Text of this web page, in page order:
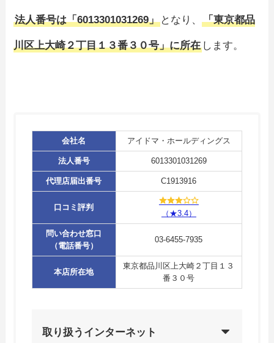
法人番号は「6013301031269」 となり、「東京都品
川区上大崎２丁目１３番３０号」に所在 します。
会社名 アイドマ・ホールディングス
法人番号 6013301031269
代理店届出番号 C1913916
口コミ評判
（★3.4）
問い合わせ窓口
（電話番号）
03-6455-7935
本店所在地
東京都品川区上大崎２丁目１３
番３０号
取り扱うインターネット